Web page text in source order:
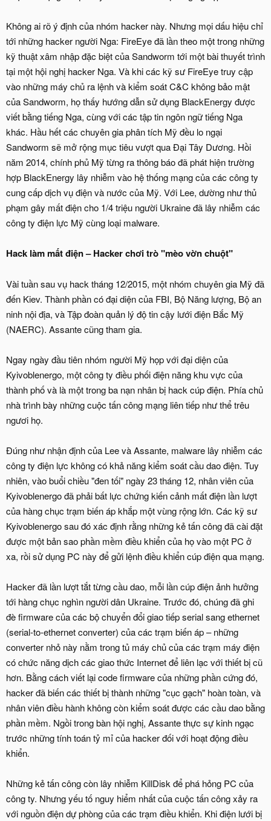
Không ai rõ ý định của nhóm hacker này. Nhưng mọi dấu hiệu chỉ
tới những hacker người Nga: FireEye đã lần theo một trong những
kỹ thuật xâm nhập đặc biệt của Sandworm tới một bài thuyết trình
tại một hội nghị hacker Nga. Và khi các kỹ sư FireEye truy cập
vào những máy chủ ra lệnh và kiểm soát C&C không bảo mật
của Sandworm, họ thấy hướng dẫn sử dụng BlackEnergy được
viết bằng tiếng Nga, cùng với các tập tin ngôn ngữ tiếng Nga
khác. Hầu hết các chuyên gia phân tích Mỹ đều lo ngại
Sandworm sẽ mở rộng mục tiêu vượt qua Đại Tây Dương. Hồi
năm 2014, chính phủ Mỹ từng ra thông báo đã phát hiện trường
hợp BlackEnergy lây nhiễm vào hệ thống mạng của các công ty
cung cấp dịch vụ điện và nước của Mỹ. Với Lee, dường như thủ
phạm gây mất điện cho 1/4 triệu người Ukraine đã lây nhiễm các
công ty điện lực Mỹ cùng loại malware.
Hack làm mất điện – Hacker chơi trò "mèo vờn chuột"
Vài tuần sau vụ hack tháng 12/2015, một nhóm chuyên gia Mỹ đã
đến Kiev. Thành phần có đại diện của FBI, Bộ Năng lượng, Bộ an
ninh nội địa, và Tập đoàn quản lý độ tin cậy lưới điện Bắc Mỹ
(NAERC). Assante cũng tham gia.
Ngay ngày đầu tiên nhóm người Mỹ họp với đại diện của
Kyivoblenergo, một công ty điều phối điện năng khu vực của
thành phố và là một trong ba nạn nhân bị hack cúp điện. Phía chủ
nhà trình bày những cuộc tấn công mạng liên tiếp như thể trêu
ngươi họ.
Đúng như nhận định của Lee và Assante, malware lây nhiễm các
công ty điện lực không có khả năng kiểm soát cầu dao điện. Tuy
nhiên, vào buổi chiều "đen tối" ngày 23 tháng 12, nhân viên của
Kyivoblenergo đã phải bất lực chứng kiến cảnh mất điện lần lượt
của hàng chục trạm biến áp khắp một vùng rộng lớn. Các kỹ sư
Kyivoblenergo sau đó xác định rằng những kẻ tấn công đã cài đặt
được một bản sao phần mềm điều khiển của họ vào một PC ở
xa, rồi sử dụng PC này để gửi lệnh điều khiển cúp điện qua mạng.
Hacker đã lần lượt tắt từng cầu dao, mỗi lần cúp điện ảnh hưởng
tới hàng chục nghìn người dân Ukraine. Trước đó, chúng đã ghi
đè firmware của các bộ chuyển đổi giao tiếp serial sang ethernet
(serial-to-ethernet converter) của các trạm biến áp – những
converter nhỏ này nằm trong tủ máy chủ của các trạm máy điện
có chức năng dịch các giao thức Internet để liên lạc với thiết bị cũ
hơn. Bằng cách viết lại code firmware của những phần cứng đó,
hacker đã biến các thiết bị thành những "cục gạch" hoàn toàn, và
nhân viên điều hành không còn kiểm soát được các cầu dao bằng
phần mềm. Ngồi trong bàn hội nghị, Assante thực sự kinh ngạc
trước những tính toán tỷ mỉ của hacker đối với hoạt động điều
khiển.
Những kẻ tấn công còn lây nhiễm KillDisk để phá hỏng PC của
công ty. Nhưng yếu tố nguy hiểm nhất của cuộc tấn công xảy ra
với nguồn điện dự phòng của các trạm điều khiển. Khi điện lưới bị